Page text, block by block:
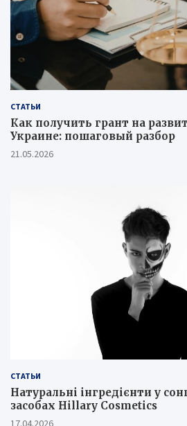
СТАТЬИ
Как получить грант на
Украине: пошаговый разбор
21.05.2026
СТАТЬИ
Натуральні інгредієнти у
засобах Hillary Cosmetics
17.04.2026